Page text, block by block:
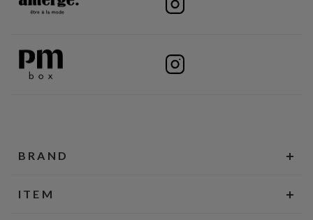
BRAND
ITEM